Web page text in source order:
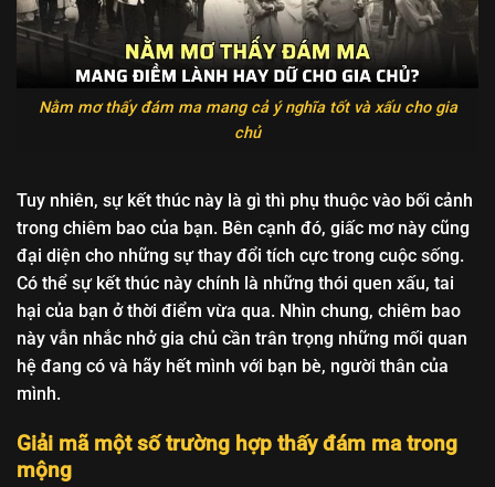
Nằm mơ thấy đám ma mang cả ý nghĩa tốt và xấu cho gia
chủ
Tuy nhiên, sự kết thúc này là gì thì phụ thuộc vào bối cảnh
trong chiêm bao của bạn. Bên cạnh đó, giấc mơ này cũng
đại diện cho những sự thay đổi tích cực trong cuộc sống.
Có thể sự kết thúc này chính là những thói quen xấu, tai
hại của bạn ở thời điểm vừa qua. Nhìn chung, chiêm bao
này vẫn nhắc nhở gia chủ cần trân trọng những mối quan
hệ đang có và hãy hết mình với bạn bè, người thân của
mình.
Giải mã một số trường hợp thấy đám ma trong
mộng